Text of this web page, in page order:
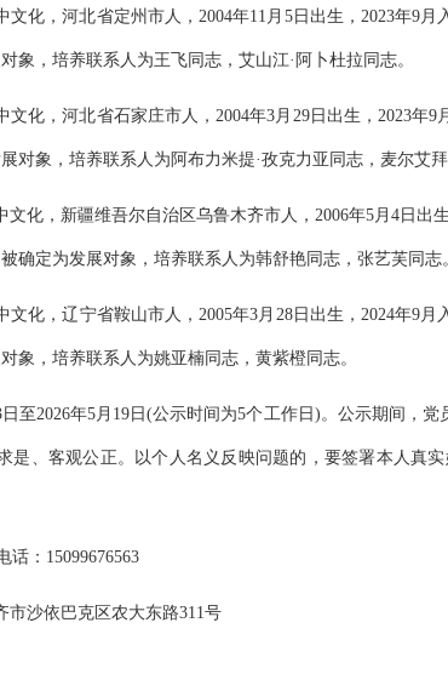
文化，河北省定州市人，2004年11 月 5日出生，2023年9月
象，培养联系人为王飞 同志， 艾山江·阿卜杜拉 同志。
文化，河北省石家庄市人，2004年3月29日出生，2023年
对象，培养联系人为阿布力米提·孜克力亚同志，麦尔艾
文化，新疆维吾尔自治区乌鲁木齐市人，2006年5月4日出
被确定为发展对象，培养联系人为韩舒艳同志，张艺芙同志
文化，辽宁省鞍山市人，2005年3月 28日出生，2024年9月
象，培养联系人为姚亚楠 同志， 黄紫橙 同志。
日至2026年5月 19日(公示时间为5个工作日)。公示期间，
是、客观公正。以个人名义反映问题的，要签署本人真
话： 15099676563
市沙依巴克区农大东路311号